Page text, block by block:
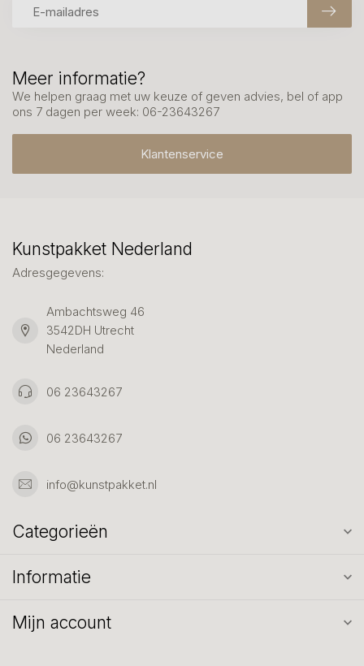
Meer informatie?
We helpen graag met uw keuze of geven advies, bel of app
ons 7 dagen per week: 06-23643267
Klantenservice
Kunstpakket Nederland
Adresgegevens:
Ambachtsweg 46
3542DH Utrecht
Nederland
06 23643267
06 23643267
info@kunstpakket.nl
Categorieën
Informatie
Mijn account